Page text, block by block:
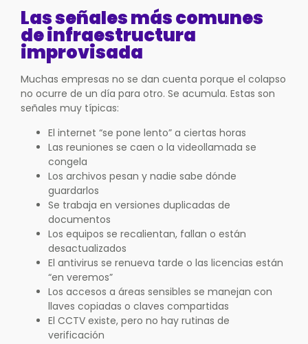
Las señales más comunes
de infraestructura
improvisada
Muchas empresas no se dan cuenta porque el colapso
no ocurre de un día para otro. Se acumula. Estas son
señales muy típicas:
El internet “se pone lento” a ciertas horas
Las reuniones se caen o la videollamada se
congela
Los archivos pesan y nadie sabe dónde
guardarlos
Se trabaja en versiones duplicadas de
documentos
Los equipos se recalientan, fallan o están
desactualizados
El antivirus se renueva tarde o las licencias están
“en veremos”
Los accesos a áreas sensibles se manejan con
llaves copiadas o claves compartidas
El CCTV existe, pero no hay rutinas de
verificación